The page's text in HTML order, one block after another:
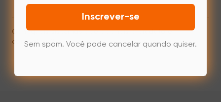
Com quais sistemas operacionais o produto é
compatível?
Inscrever-se
Sem spam. Você pode cancelar quando quiser.